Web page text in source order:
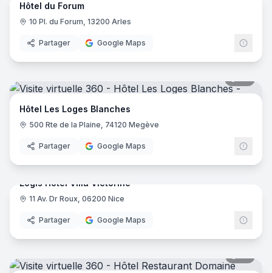
Hôtel du Forum
10 Pl. du Forum, 13200 Arles
Partager Google Maps
Hôtel Les Loges Blanches
500 Rte de la Plaine, 74120 Megève
Partager Google Maps
17
Logis Hôtel Villa Victorine
11 Av. Dr Roux, 06200 Nice
Partager Google Maps